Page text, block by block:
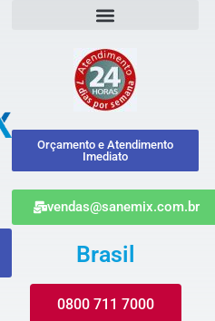
Orçamento e Atendimento
Imediato
vendas@sanemix.com.br
Brasil
0800 711 7000